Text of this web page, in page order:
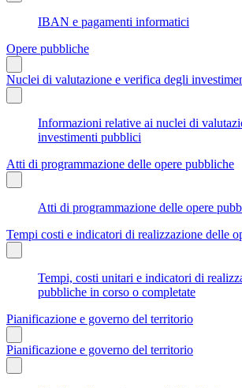
IBAN e pagamenti informatici
Opere pubbliche
Nuclei di valutazione e verifica degli
Informazioni relative ai nuclei di
investimenti pubblici
Atti di programmazione delle opere pubbliche
Atti di programmazione delle opere
Tempi costi e indicatori di realizzazione delle
Tempi, costi unitari e indicatori di
pubbliche in corso o completate
Pianificazione e governo del territorio
Pianificazione e governo del territorio